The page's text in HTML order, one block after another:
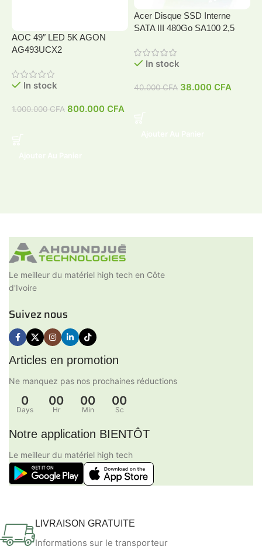
AOC 49″ LED 5K AGON
AG493UCX2
In stock
1.000.000CFA 800.000 CFA
Acer Disque SSD Interne
SATA III 480Go SA100 2,5
In stock
40.000CFA 38.000 CFA
Le meilleur du matériel high tech en Côte
d'Ivoire
Suivez nous
Articles en promotion
Ne manquez pas nos prochaines réductions
0
Days
00
Hr
00
Min
00
Sc
Notre application BIENTÔT
Le meilleur du matériel high tech
LIVRAISON GRATUITE
Informations sur le transporteur